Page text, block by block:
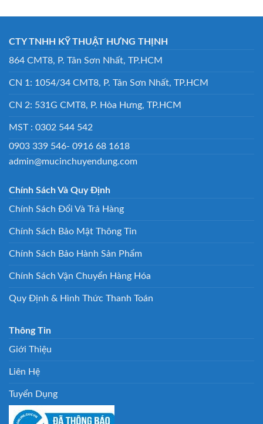
CTY TNHH KỸ THUẬT HƯNG THỊNH
864 CMT8, P. Tân Sơn Nhất, TP.HCM
CN 1: 1054/34 CMT8, P. Tân Sơn Nhất, TP.HCM
CN 2: 531G CMT8, P. Hòa Hưng, TP.HCM
MST : 0302 544 542
0903 339 546- 0916 68 1618
admin@mucinchuyendung.com
Chính Sách Và Quy Định
Chính Sách Đổi Và Trả Hàng
Chính Sách Bảo Mật Thông Tin
Chính Sách Bảo Hành Sản Phẩm
Chính Sách Vận Chuyển Hàng Hóa
Quy Định & Hình Thức Thanh Toán
Thông Tin
Giới Thiệu
Liên Hệ
Tuyển Dụng